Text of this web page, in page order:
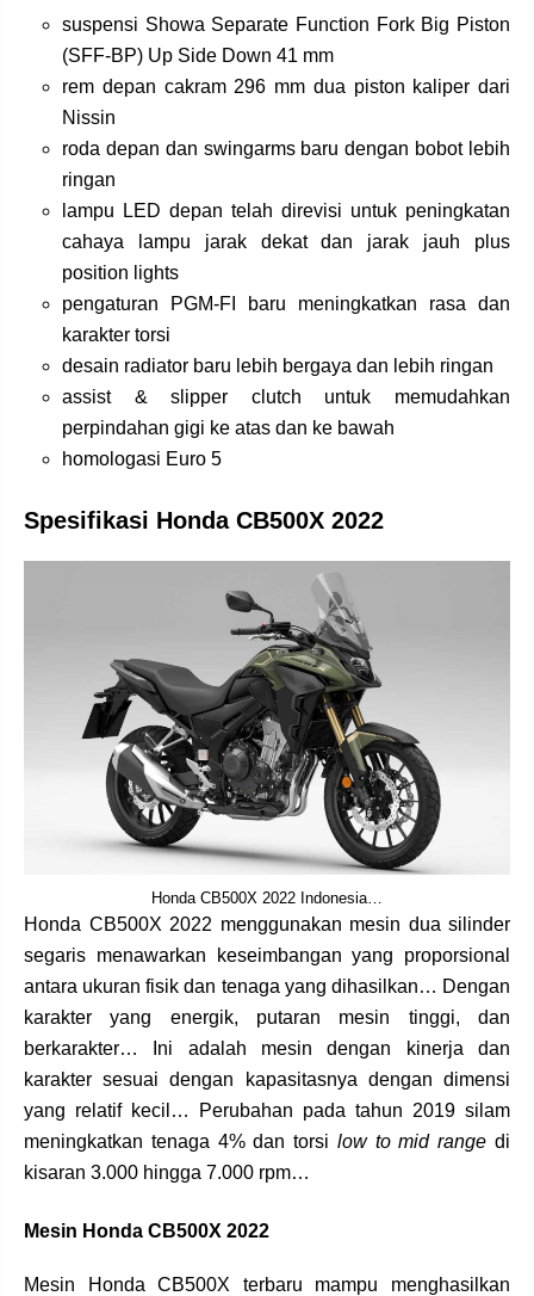
suspensi Showa Separate Function Fork Big Piston
(SFF-BP) Up Side Down 41 mm
rem depan cakram 296 mm dua piston kaliper dari
Nissin
roda depan dan swingarms baru dengan bobot lebih
ringan
lampu LED depan telah direvisi untuk peningkatan
cahaya lampu jarak dekat dan jarak jauh plus
position lights
pengaturan PGM-FI baru meningkatkan rasa dan
karakter torsi
desain radiator baru lebih bergaya dan lebih ringan
assist & slipper clutch untuk memudahkan
perpindahan gigi ke atas dan ke bawah
homologasi Euro 5
Spesifikasi Honda CB500X 2022
Honda CB500X 2022 Indonesia…
Honda CB500X 2022 menggunakan mesin dua silinder
segaris menawarkan keseimbangan yang proporsional
antara ukuran fisik dan tenaga yang dihasilkan… Dengan
karakter yang energik, putaran mesin tinggi, dan
berkarakter… Ini adalah mesin dengan kinerja dan
karakter sesuai dengan kapasitasnya dengan dimensi
yang relatif kecil… Perubahan pada tahun 2019 silam
meningkatkan tenaga 4% dan torsi low to mid range di
kisaran 3.000 hingga 7.000 rpm…
Mesin Honda CB500X 2022
Mesin Honda CB500X terbaru mampu menghasilkan